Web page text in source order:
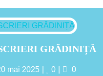
GRĂDINIȚĂ
mai 2025 Likes
0 Comments
0